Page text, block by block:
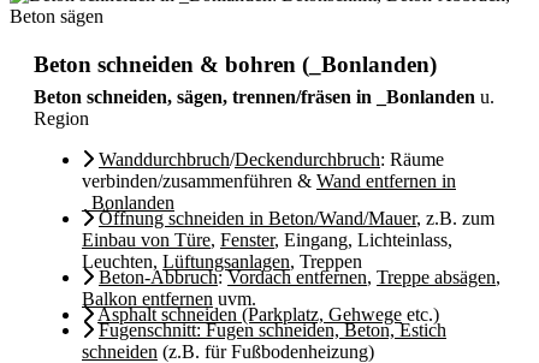
Beton schneiden & bohren (_Bonlanden)
Beton schneiden, sägen, trennen/fräsen in _Bonlanden u.
Region
Wanddurchbruch/Deckendurchbruch: Räume
verbinden/zusammenführen & Wand entfernen in
_Bonlanden
Öffnung schneiden in Beton/Wand/Mauer, z.B. zum
Einbau von Türe, Fenster, Eingang, Lichteinlass,
Leuchten, Lüftungsanlagen, Treppen
Beton-Abbruch:Vordach entfernen, Treppe absägen,
Balkon entfernen uvm.
Asphalt schneiden (Parkplatz, Gehwege etc.)
Fugenschnitt: Fugen schneiden, Beton, Estich
schneiden (z.B. für Fußbodenheizung)